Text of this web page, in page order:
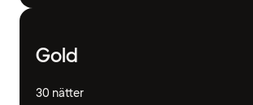
Gold
30 nätter